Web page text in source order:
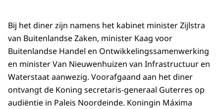
Bij het diner zijn namens het kabinet minister Zijlstra
van Buitenlandse Zaken, minister Kaag voor
Buitenlandse Handel en Ontwikkelingssamenwerking
en minister Van Nieuwenhuizen van Infrastructuur en
Waterstaat aanwezig. Voorafgaand aan het diner
ontvangt de Koning secretaris-generaal Guterres op
audiëntie in Paleis Noordeinde. Koningin Máxima